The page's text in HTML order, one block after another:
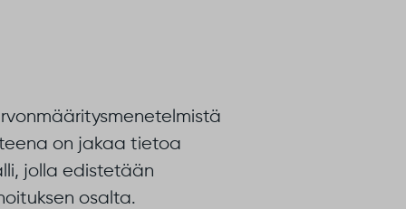
on jakaa tietoa
jolla edistetään
osalta.